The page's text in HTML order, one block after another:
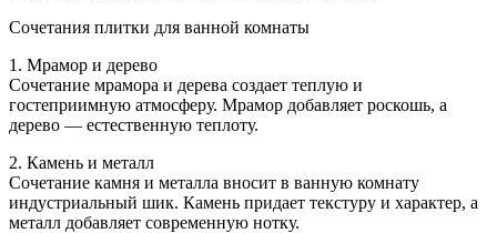
Сочетания плитки для ванной комнаты
1. Мрамор и дерево
Сочетание мрамора и дерева создает теплую и
гостеприимную атмосферу. Мрамор добавляет роскошь, а
дерево — естественную теплоту.
2. Камень и металл
Сочетание камня и металла вносит в ванную комнату
индустриальный шик. Камень придает текстуру и характер, а
металл добавляет современную нотку.